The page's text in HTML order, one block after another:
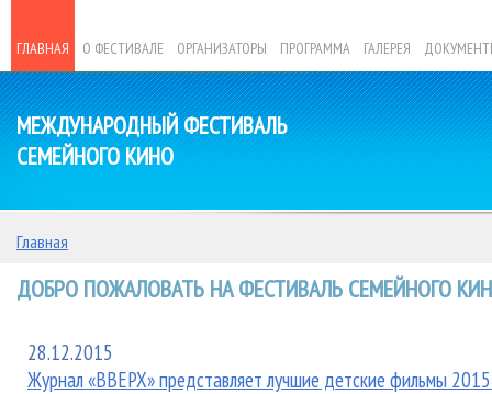
ГЛАВНАЯ О ФЕСТИВАЛЕ ОРГАНИЗАТОРЫ ПРОГРАММА ГАЛЕРЕЯ
МЕЖДУНАРОДНЫЙ ФЕСТИВАЛЬ
СЕМЕЙНОГО КИНО
Главная
ДОБРО ПОЖАЛОВАТЬ НА ФЕСТИВАЛЬ СЕМЕЙНОГО
28.12.2015
Журнал «ВВЕРХ» представляет лучшие детские фильмы